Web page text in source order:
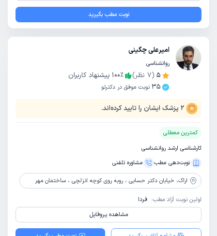
نوبت مطب بگیرید
امیرعلی چگینی
روانشناسی
5
(
7 نظر) 100٪
پیشنهاد کاربران
35 نوبت موفق در دکترتو
2 پزشک ایشان را تایید کرده‌اند.
کمترین معطلی
کارشناسی ارشد روانشناسی
نوبت‌دهی مطب
مشاوره‌ تلفنی
اراک، خیابان دکتر حسابی ، روبه روی کوچه انزلچی ، ساختمان مهر
اولین نوبت آزاد مطب: فردا
مشاهده پروفایل